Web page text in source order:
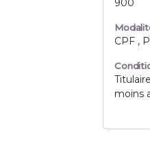
900
CPF ,
moins